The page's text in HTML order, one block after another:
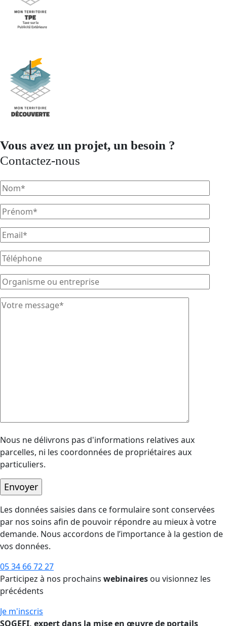
Vous avez un projet, un besoin ?
Contactez-nous
Nous ne délivrons pas d'informations relatives aux
parcelles, ni les coordonnées de propriétaires aux
particuliers.
Les données saisies dans ce formulaire sont conservées
par nos soins afin de pouvoir répondre au mieux à votre
demande. Nous accordons de l’importance à la gestion de
vos données.
05 34 66 72 27
Participez à nos prochains webinaires ou visionnez les
précédents
Je m'inscris
SOGEFI, expert dans la mise en œuvre de portails